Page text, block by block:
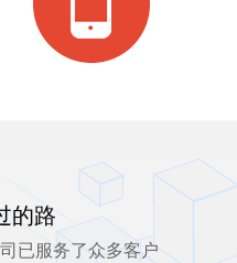
的路
已服务了众多客户